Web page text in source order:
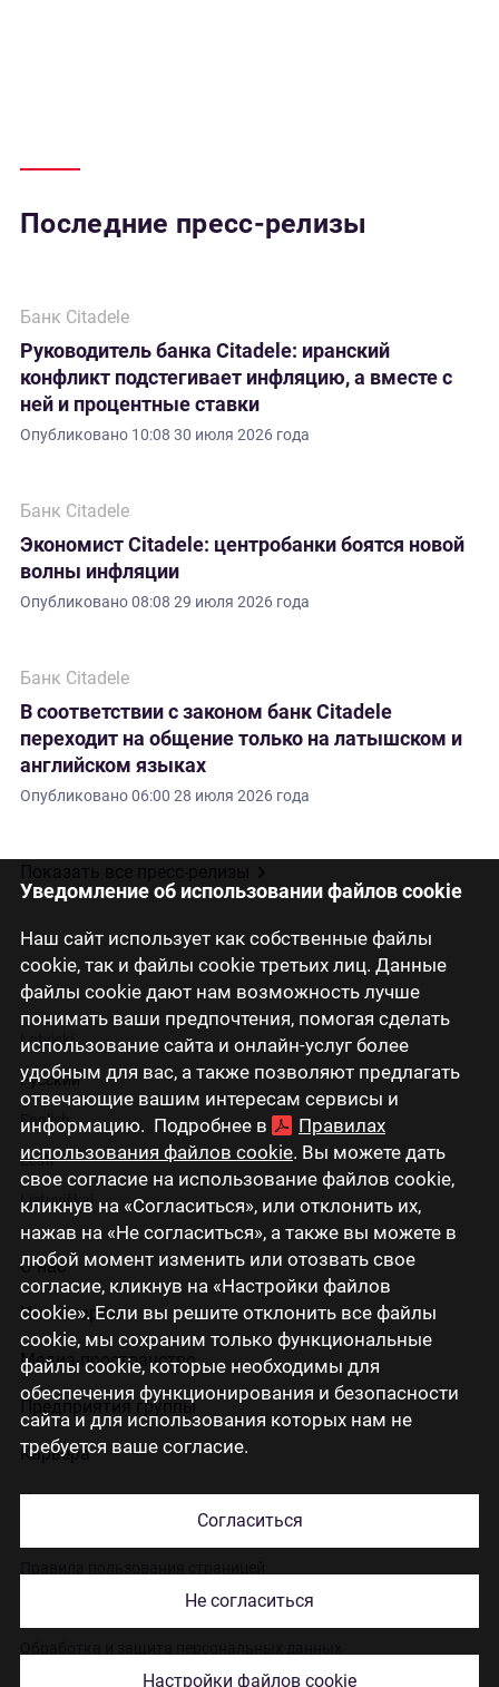
Уведомление об использовании файлов cookie
Наш сайт использует как собственные файлы
cookie, так и файлы cookie третьих лиц. Данные
файлы cookie дают нам возможность лучше
понимать ваши предпочтения, помогая сделать
использование сайта и онлайн-услуг более
удобным для вас, а также позволяют предлагать
отвечающие вашим интересам сервисы и
информацию. Подробнее в
Правилах
использования файлов cookie. Вы можете дать
свое согласие на использование файлов cookie,
кликнув на «Согласиться», или отклонить их,
нажав на «Не согласиться», а также вы можете в
любой момент изменить или отозвать свое
согласие, кликнув на «Настройки файлов
cookie». Если вы решите отклонить все файлы
cookie, мы сохраним только функциональные
файлы cookie, которые необходимы для
обеспечения функционирования и безопасности
сайта и для использования которых нам не
требуется ваше согласие.
Согласиться
Не согласиться
Настройки файлов cookie
Последние пресс-релизы
Банк Citadele
Руководитель банка Citadele: иранский
конфликт подстегивает инфляцию, а вместе с
ней и процентные ставки
Опубликовано 10:08 30 июля 2026 года
Банк Citadele
Экономист Citadele: центробанки боятся новой
волны инфляции
Опубликовано08:08 29 июля 2026 года
Банк Citadele
В соответствии с законом банк Citadele
переходит на общение только на латышском и
английском языках
Опубликовано06:00 28 июля 2026 года
Latviski
Русский
English
Eesti
Lietuviškai
О нас
Инвесторам
Медиа-пространство
Предприятия группы
Карьера
Контакты
Использование cookies